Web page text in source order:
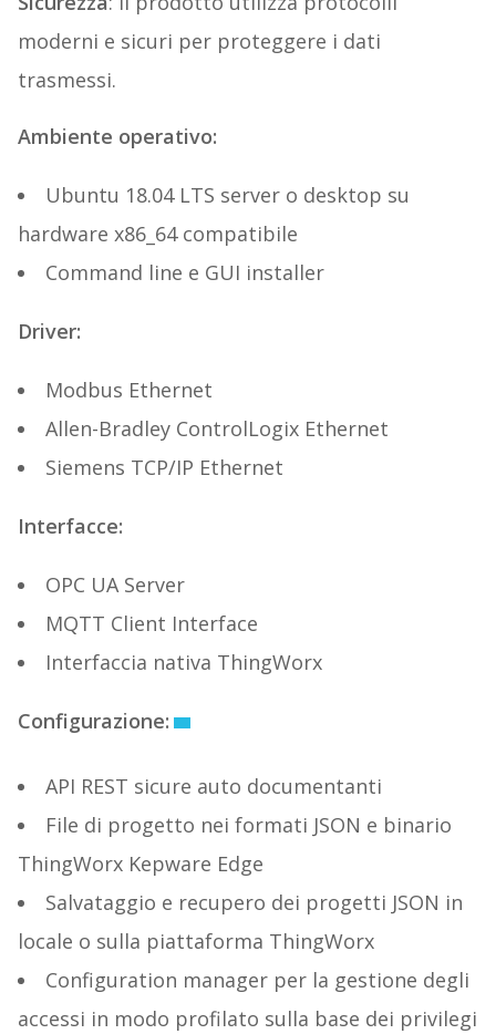
moderni e sicuri per proteggere i dati
trasmessi.
Ambiente operativo:
Ubuntu 18.04 LTS server o desktop su
hardware x86_64 compatibile
Command line e GUI installer
Driver:
Modbus Ethernet
Allen-Bradley ControlLogix Ethernet
Siemens TCP/IP Ethernet
Interfacce:
OPC UA Server
MQTT Client Interface
Interfaccia nativa ThingWorx
Configurazione:
API REST sicure auto documentanti
File di progetto nei formati JSON e binario
ThingWorx Kepware Edge
Salvataggio e recupero dei progetti JSON in
locale o sulla piattaforma ThingWorx
Configuration manager per la gestione degli
accessi in modo profilato sulla base dei privilegi